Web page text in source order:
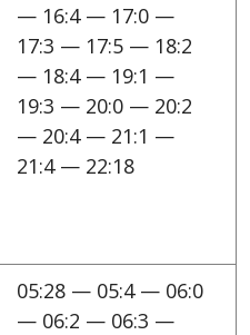
— 16:4 — 17:0 —
17:3 — 17:5 — 18:2
— 18:4 — 19:1 —
19:3 — 20:0 — 20:2
— 20:4 — 21:1 —
21:4 — 22:18
05:28 — 05:4 — 06:0
— 06:2 — 06:3 —